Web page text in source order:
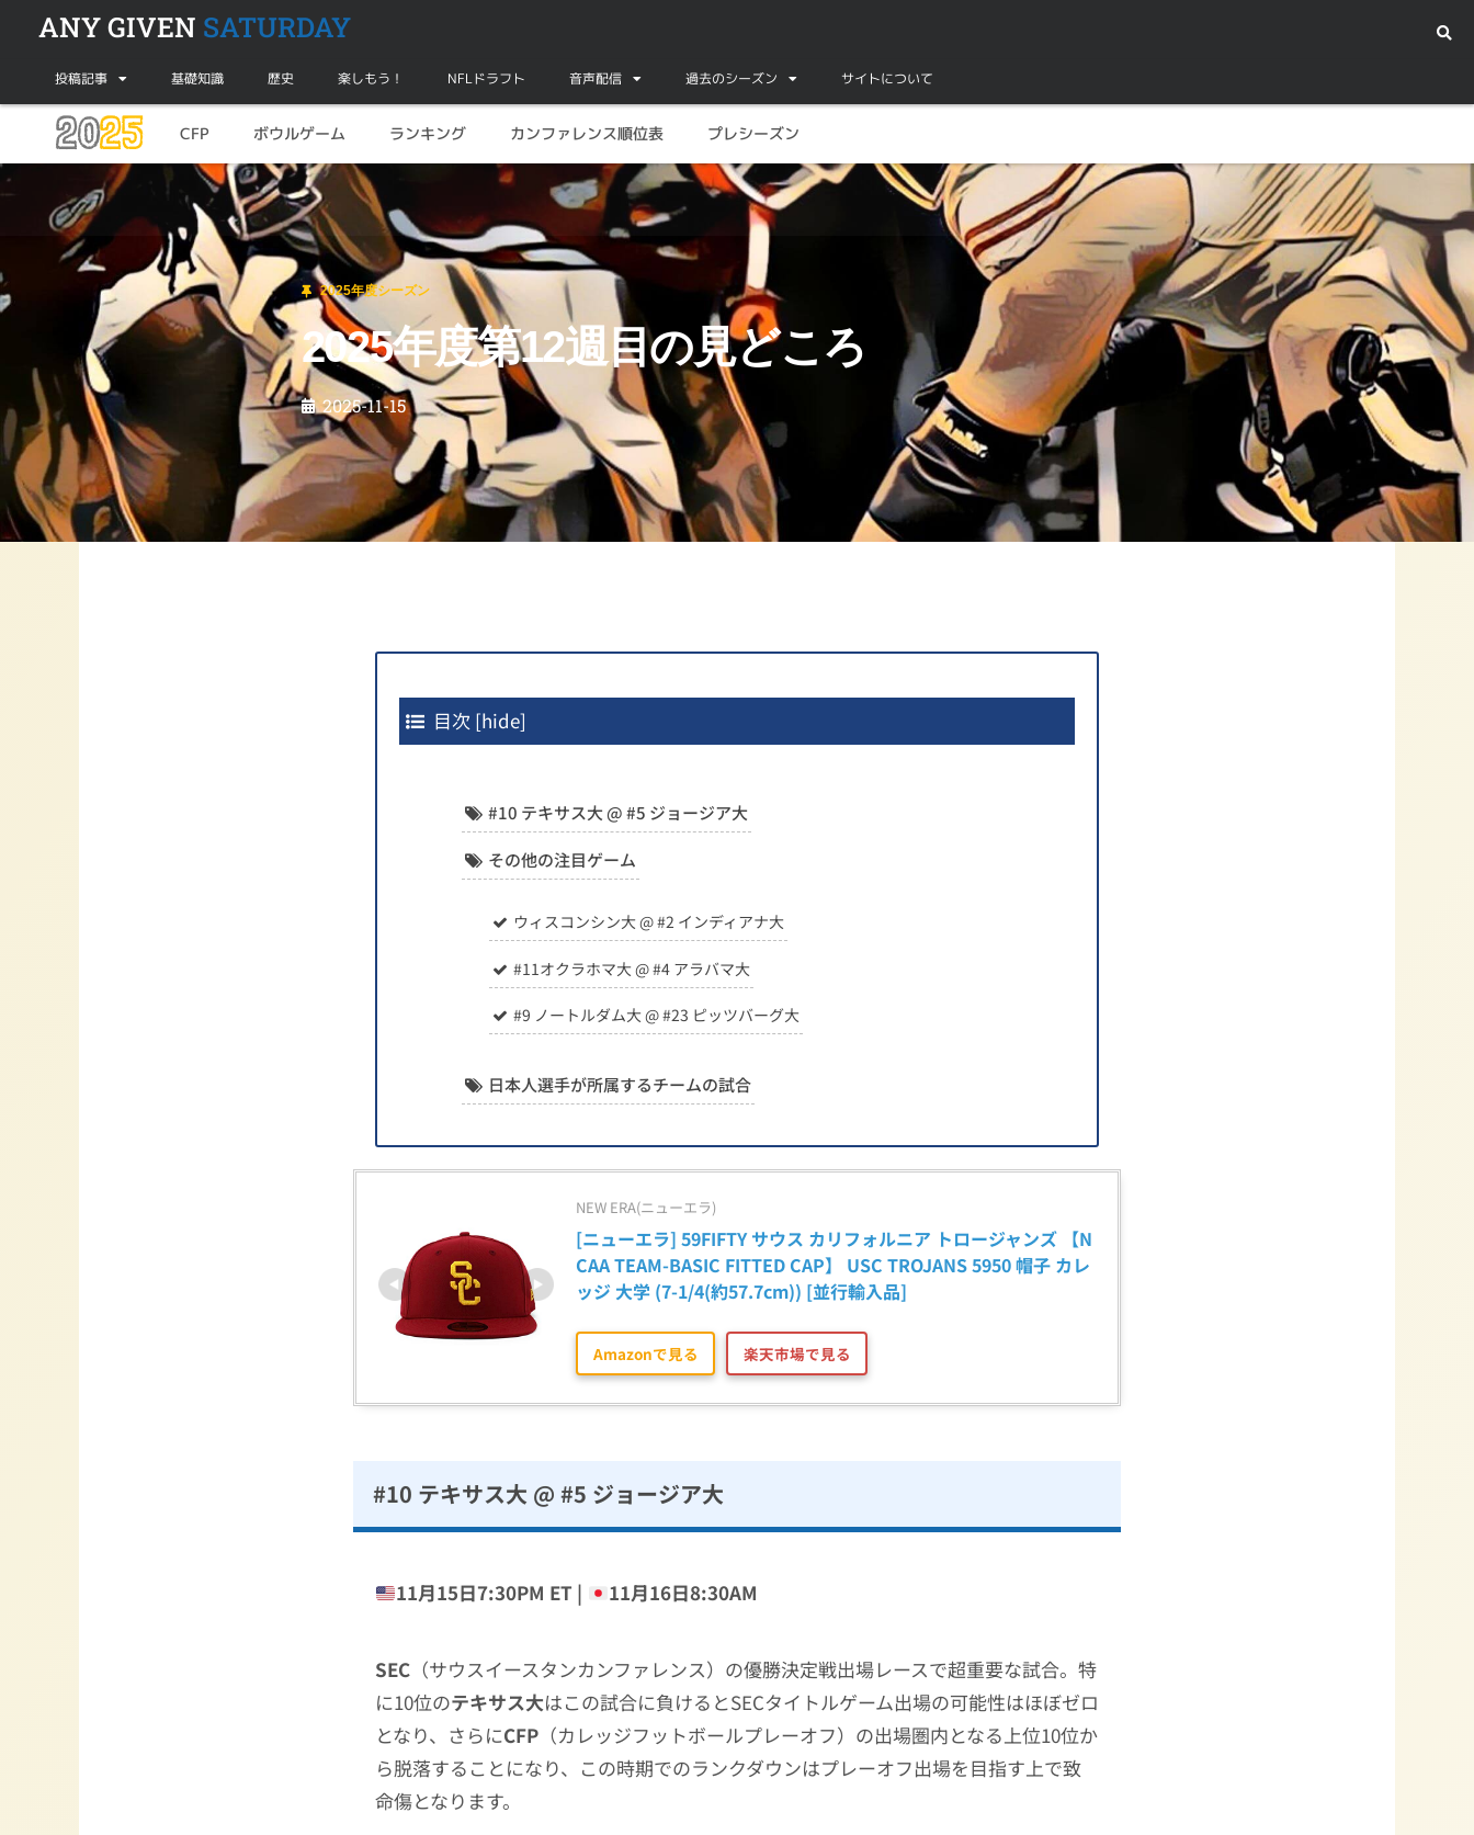
ANY GIVEN SATURDAY
投稿記事 基礎知識 歴史 楽しもう！ NFLドラフト 音声配信 過去のシーズン サイトについて
2025 CFP ボウルゲーム ランキング カンファレンス順位表 プレシーズン
2025年度シーズン
2025年度第12週目の見どころ
2025年度シーズン
2025年度第12週目の見どころ
2025-11-15
目次 [hide]
#10 テキサス大 @ #5 ジョージア大
その他の注目ゲーム
ウィスコンシン大 @ #2 インディアナ大
#11オクラホマ大 @ #4 アラバマ大
#9 ノートルダム大 @ #23 ピッツバーグ大
日本人選手が所属するチームの試合
NEW ERA(ニューエラ)
[ニューエラ] 59FIFTY サウス カリフォルニア トロージャンズ 【N
CAA TEAM-BASIC FITTED CAP】 USC TROJANS 5950 帽子 カレ
ッジ 大学 (7-1/4(約57.7cm)) [並行輸入品]
Amazonで見る 楽天市場で見る
#10 テキサス大 @ #5 ジョージア大
11月15日7:30PM ET | 11月16日8:30AM
SEC （サウスイースタンカンファレンス）の優勝決定戦出場レースで超重要な試合。特
に10位のテキサス大はこの試合に負けるとSECタイトルゲーム出場の可能性はほぼゼロ
となり、さらにCFP （カレッジフットボールプレーオフ）の出場圏内となる上位10位か
ら脱落することになり、この時期でのランクダウンはプレーオフ出場を目指す上で致
命傷となります。